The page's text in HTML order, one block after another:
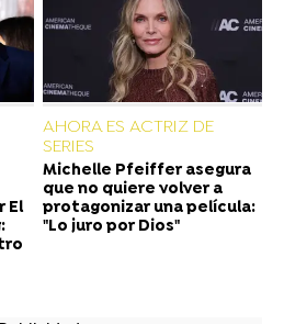
El
AHORA ES ACTRIZ DE
SERIES
Michelle Pfeiffer asegura
que no quiere volver a
protagonizar una película:
"Lo juro por Dios"